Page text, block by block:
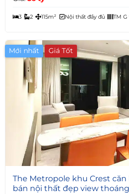
3 2 115m² Nội thất đầy đủ TM G
Mới nhất Giá Tốt
6
The Metropole khu Crest
bán nội thất đẹp view thoáng